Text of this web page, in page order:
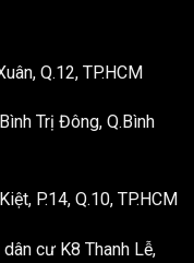
Q.12, TP.HCM
Trị Đông, Q.Bình
P.14, Q.10, TP.HCM
cư K8 Thanh Lễ,